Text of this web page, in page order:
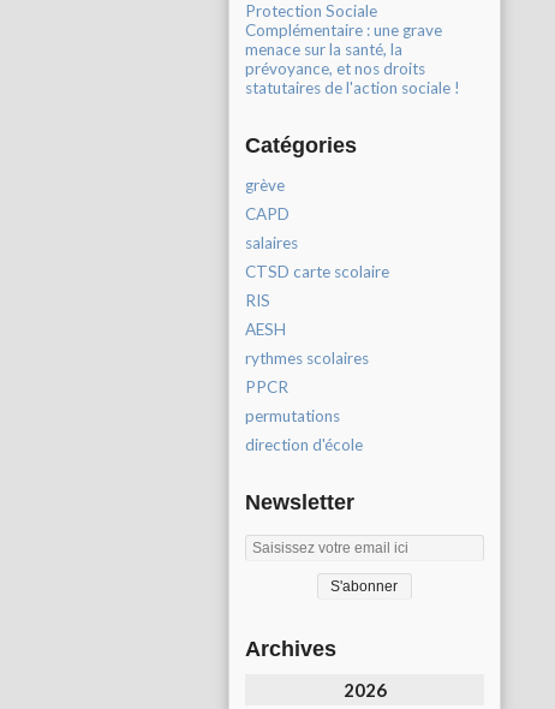
Protection Sociale
Complémentaire : une grave
menace sur la santé, la
prévoyance, et nos droits
statutaires de l'action sociale !
Catégories
grève
CAPD
salaires
CTSD carte scolaire
RIS
AESH
rythmes scolaires
PPCR
permutations
direction d'école
Newsletter
Archives
2026